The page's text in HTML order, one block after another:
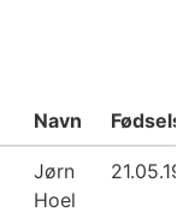
Navn
Jørn
Hoel